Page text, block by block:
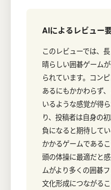
AIによるレビュー
このレビューでは、
晴らしい囲碁ゲーム
られています。コン
あるにもかかわらず
いるような感覚が得
り、投稿者は自身の
負になると期待して
かかるゲームである
頭の体操に最適だと
ムがより多くの囲碁
文化形成につながる